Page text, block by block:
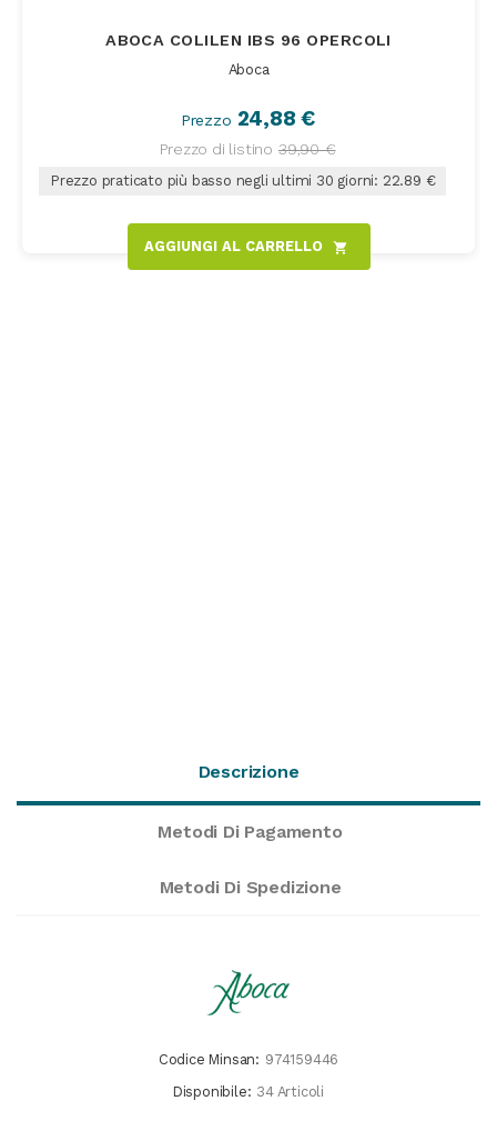
ABOCA COLILEN IBS 96 OPERCOLI
Aboca
Prezzo 24,88 €
Prezzo di listino 39,90 €
Prezzo praticato più basso negli ultimi 30 giorni: 22.89 €
AGGIUNGI AL CARRELLO shopping_cart
Descrizione
Metodi Di Pagamento
Metodi Di Spedizione
Codice Minsan: 974159446
Disponibile: 34 Articoli